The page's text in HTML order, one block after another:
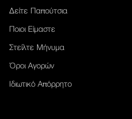
Δείτε Παπούτσια
Ποιοι Είμαστε
Στείλτε Μήνυμα
Όροι Αγορών
Ιδιωτικό Απόρρητο